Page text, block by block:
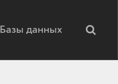
Базы данных